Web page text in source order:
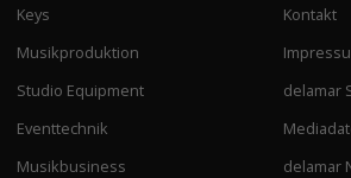
Keys
Musikproduktion
Studio Equipment
Eventtechnik
Musikbusiness
Kontakt
delamar
delamar